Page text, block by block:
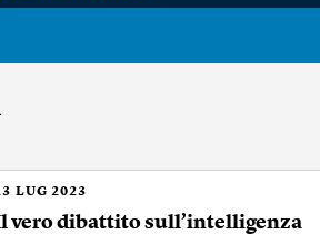
LUG 2023
vero dibattito sull’intelligenza